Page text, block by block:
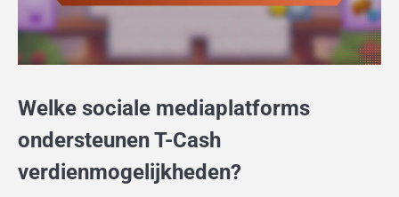
Welke sociale mediaplatforms
ondersteunen T-Cash
verdienmogelijkheden?